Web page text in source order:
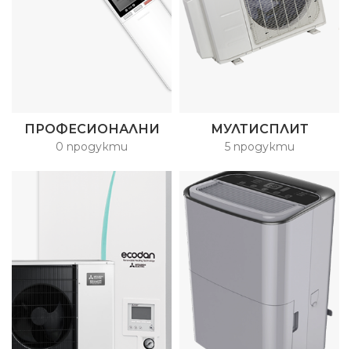
ПРОФЕСИОНАЛНИ
0 продукти
МУЛТИСПЛИТ
5 продукти